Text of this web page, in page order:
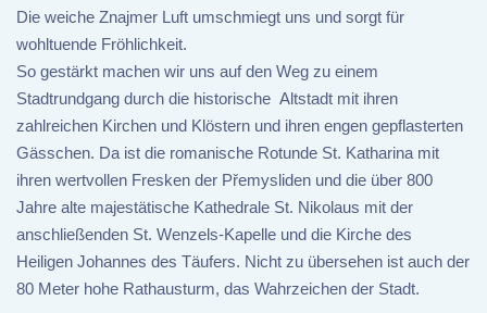
Die weiche Znajmer Luft umschmiegt uns und sorgt für
wohltuende Fröhlichkeit.
So gestärkt machen wir uns auf den Weg zu einem
Stadtrundgang durch die historische Altstadt mit ihren
zahlreichen Kirchen und Klöstern und ihren engen gepflasterten
Gässchen. Da ist die romanische Rotunde St. Katharina mit
ihren wertvollen Fresken der Přemysliden und die über 800
Jahre alte majestätische Kathedrale St. Nikolaus mit der
anschließenden St. Wenzels-Kapelle und die Kirche des
Heiligen Johannes des Täufers. Nicht zu übersehen ist auch der
80 Meter hohe Rathausturm, das Wahrzeichen der Stadt.